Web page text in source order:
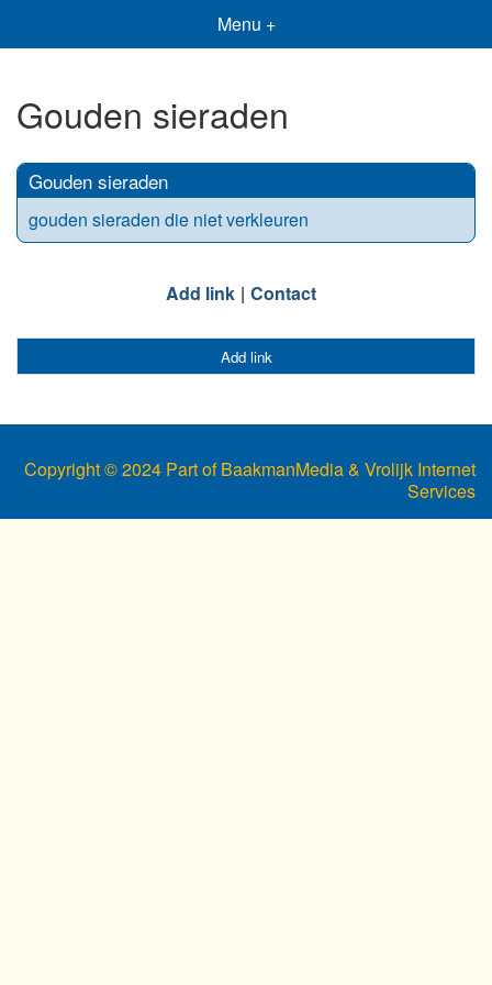
Menu +
Gouden sieraden
Gouden sieraden
gouden sieraden die niet verkleuren
Add link Contact
Add link
Copyright © 2024 Part of BaakmanMedia & Vrolijk Internet
Services